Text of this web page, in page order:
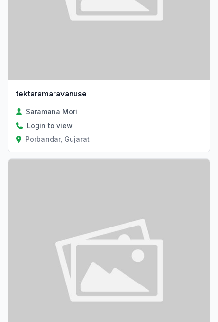
tektaramaravanuse
Saramana Mori
Login to view
Porbandar, Gujarat